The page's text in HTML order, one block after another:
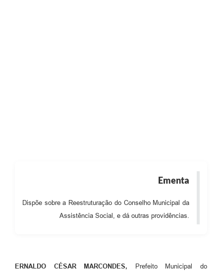
Editais
Ementa
Dispõe sobre a Reestruturação do Conselho Municipal da
Assistência Social, e dá outras providências.
ERNALDO CÉSAR MARCONDES,
Prefeito Municipal do